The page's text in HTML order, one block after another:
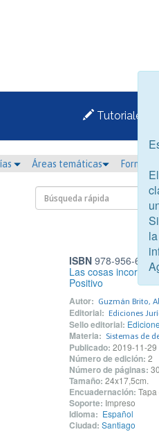
Tutoriales
Áreas temáticas Formato
ISBN978-956-
Las cosas
Positivo
Autor: Guzmán Brito,
Editorial: Ediciones
Sello editorial:
Materia: Sistemas de
Publicado: 2019-11-29
Número de edición: 2
Número de páginas:
Tamaño: 24x17,5cm.
Encuadernación:
Soporte: Impreso
Idioma: Español
Ciudad: Santiago